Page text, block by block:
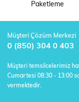
Paketleme
Müşteri Çözüm Merkezi
0 (850) 304 0 403
Müşteri temsilcelerimiz
Cumartesi 08:30 - 13:00
vermektedir.